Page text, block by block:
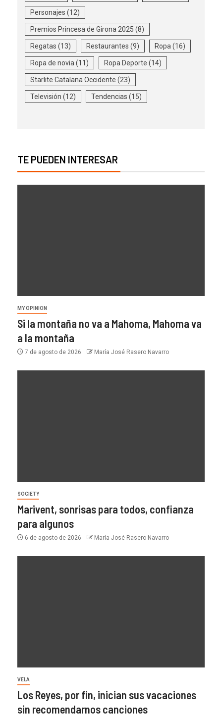
Personajes (12)
Premios Princesa de Girona 2025 (8)
Regatas (13) Restaurantes (9) Ropa (16)
Ropa de novia (11) Ropa Deporte (14)
Starlite Catalana Occidente (23)
Televisión (12) Tendencias (15)
TE PUEDEN INTERESAR
MY OPINION
Si la montaña no va a Mahoma, Mahoma va
a la montaña
7 de agosto de 2026 María José Rasero Navarro
SOCIETY
Marivent, sonrisas para todos, confianza
para algunos
6 de agosto de 2026 María José Rasero Navarro
VELA
Los Reyes, por fin, inician sus vacaciones
sin recomendarnos canciones